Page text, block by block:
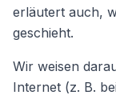
erläutert auch,
geschieht.
Wir weisen
Internet (z. B.